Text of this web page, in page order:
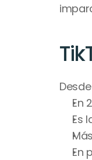
En
Es
En